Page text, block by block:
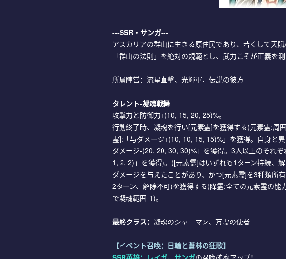
---SSR・サンガ---
アスカリアの群山に生きる原住民であり、若くして天
「群山の法則」を絶対の規範とし、武力こそが正義を
所属陣営：流星直撃、光輝軍、伝説の彼方
タレント-凝魂戦舞
攻撃力と防御力+(10, 15, 20, 25)%。
行動終了時、凝魂を行い[元素霊]を獲得する(元素霊:周
霊]:「与ダメージ+(10, 10, 15, 15)%」を獲得。自身と
ダメージ-(20, 20, 30, 30)%」を獲得。3人以上のそれ
1, 2, 2)」を獲得)。([元素霊]はいずれも1ターン持続、
ダメージを与えたことがあり、かつ[元素霊]を3種類所
2ターン、解除不可)を獲得する(降霊:全ての元素霊の
で凝魂範囲-1)。
最終クラス： 凝魂のシャーマン、万霊の使者
【イベント召喚：日輪と蒼林の狂歌】
SSR英雄：レイガ、サンガの召喚確率アップ！